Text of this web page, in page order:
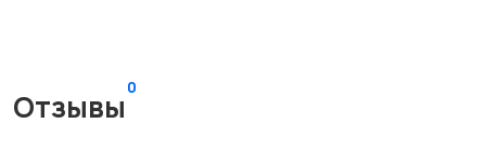
Отзывы
0